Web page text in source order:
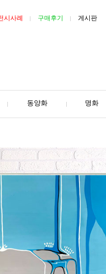
시사례 구매후기 게시판
동양화 명화